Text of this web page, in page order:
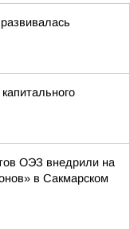
ОЭЗ внедрили на
в Сакмарском